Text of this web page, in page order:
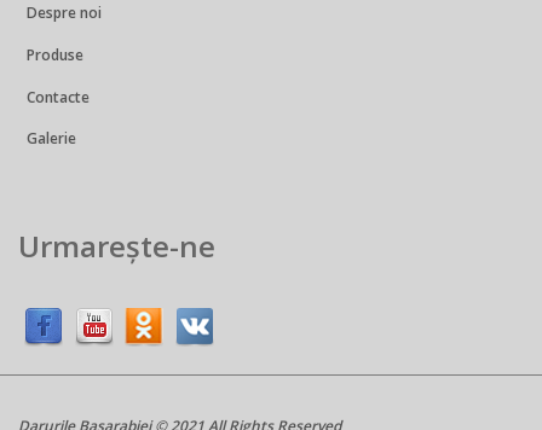
Despre noi
Produse
Contacte
Galerie
Urmarește-ne
Darurile Basarabiei © 2021 All Rights Reserved